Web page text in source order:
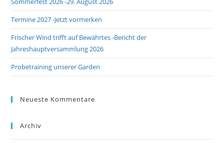
Termine 2027 -Jetzt vormerken
Frischer Wind trifft auf Bewährtes -Bericht der
Jahreshauptversammlung 2026
Probetraining unserer Garden
Neueste Kommentare
Archiv